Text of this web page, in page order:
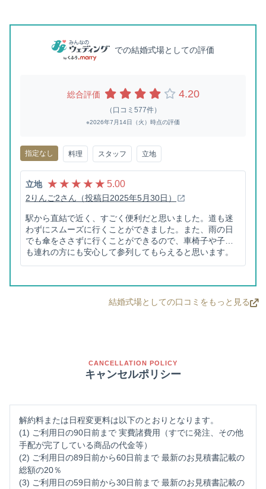
での結婚式場としての評価
総合評価 4.20
（口コミ577件）
※2026年7月14日（火）時点の評価
指定なし 料理 スタッフ 立地
立地 ★ ★ ★ ★ ★ 5.00
2りんご2さん（投稿日2025年5月30日）
駅から直結で近く、すごく便利だと思いました。道も迷
わずにスムーズに行くことができました。また、雨の日
でも傘をささずに行くことができるので、車椅子や子ど
も連れの方にも安心して参列してもらえると思います。
結婚式場としての口コミをもっと見る
CANCELLATION POLICY
キャンセルポリシー
解約料または日程変更料は以下のとおりとなります。
(1) ご利用日の90日前まで 実費諸費用（すでに発注、その他
手配が完了している商品の代金等）
(2) ご利用日の89日前から60日前まで 最新のお見積書記載の
総額の20％
(3) ご利用日の59日前から30日前まで 最新のお見積書記載の